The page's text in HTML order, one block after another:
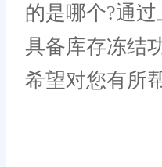
的是哪个?通
具备库存冻结
希望对您有所